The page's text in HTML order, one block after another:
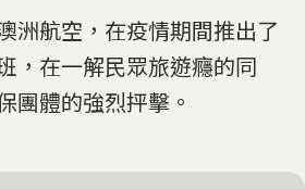
洲航空，在疫情期間推出了
，在一解民眾旅遊癮的同
團體的強烈抨擊。